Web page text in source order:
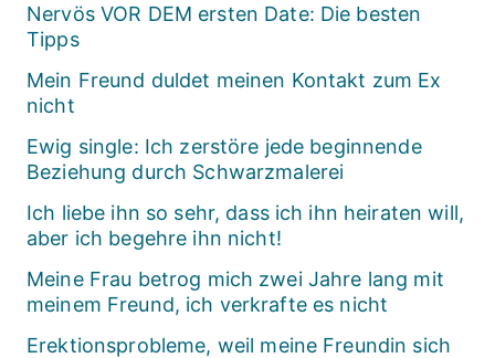
Nervös VOR DEM ersten Date: Die besten
Tipps
Mein Freund duldet meinen Kontakt zum Ex
nicht
Ewig single: Ich zerstöre jede beginnende
Beziehung durch Schwarzmalerei
Ich liebe ihn so sehr, dass ich ihn heiraten will,
aber ich begehre ihn nicht!
Meine Frau betrog mich zwei Jahre lang mit
meinem Freund, ich verkrafte es nicht
Erektionsprobleme, weil meine Freundin sich